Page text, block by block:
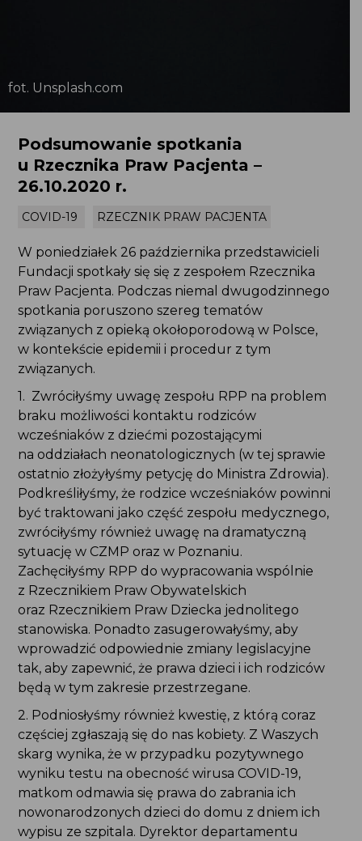
fot. Unsplash.com
Podsumowanie spotkania
u Rzecznika Praw Pacjenta –
26.10.2020 r.
COVID-19 RZECZNIK PRAW PACJENTA
W poniedziałek 26 października przedstawicieli
Fundacji spotkały się się z zespołem Rzecznika
Praw Pacjenta. Podczas niemal dwugodzinnego
spotkania poruszono szereg tematów
związanych z opieką okołoporodową w Polsce,
w kontekście epidemii i procedur z tym
związanych.
1. Zwróciłyśmy uwagę zespołu RPP na problem
braku możliwości kontaktu rodziców
wcześniaków z dziećmi pozostającymi
na oddziałach neonatologicznych (w tej sprawie
ostatnio złożyłyśmy petycję do Ministra Zdrowia).
Podkreśliłyśmy, że rodzice wcześniaków powinni
być traktowani jako część zespołu medycznego,
zwróciłyśmy również uwagę na dramatyczną
sytuację w CZMP oraz w Poznaniu.
Zachęciłyśmy RPP do wypracowania wspólnie
z Rzecznikiem Praw Obywatelskich
oraz Rzecznikiem Praw Dziecka jednolitego
stanowiska. Ponadto zasugerowałyśmy, aby
wprowadzić odpowiednie zmiany legislacyjne
tak, aby zapewnić, że prawa dzieci i ich rodziców
będą w tym zakresie przestrzegane.
2. Podniosłyśmy również kwestię, z którą coraz
częściej zgłaszają się do nas kobiety. Z Waszych
skarg wynika, że w przypadku pozytywnego
wyniku testu na obecność wirusa COVID-19,
matkom odmawia się prawa do zabrania ich
nowonarodzonych dzieci do domu z dniem ich
wypisu ze szpitala. Dyrektor departamentu